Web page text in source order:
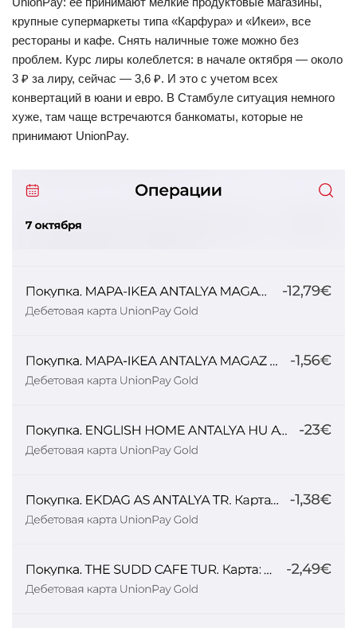
крупные супермаркеты типа «Карфура» и «Икеи», все
рестораны и кафе. Снять наличные тоже можно без
проблем. Курс лиры колеблется: в начале октября — около
3 ₽ за лиру, сейчас — 3,6 ₽. И это с учетом всех
конвертаций в юани и евро. В Стамбуле ситуация немного
хуже, там чаще встречаются банкоматы, которые не
принимают UnionPay.